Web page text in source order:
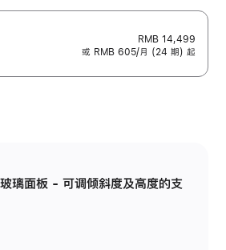
RMB 14,499
或 RMB 605/月 (24 期) 起
面板 - 可调倾斜度及高度的支